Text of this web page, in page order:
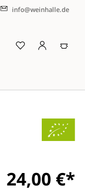
info@weinhalle.de
24,00 €*